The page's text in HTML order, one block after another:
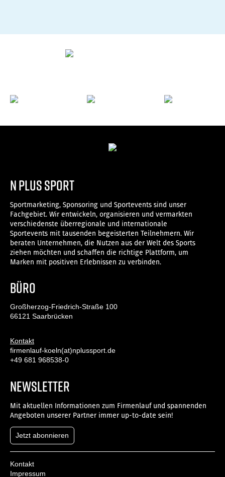
n plus sport
Sportmarketing, Sponsoring und Sportevents sind unser
Fachgebiet. Wir entwickeln, organisieren und vermarkten
verschiedenste überregionale und internationale
Sportevents mit tausenden begeisterten Teilnehmern. Wir
beraten Unternehmen, die Nutzen aus der Welt des Sports
ziehen möchten und schaffen die richtige Plattform, um
Marken mit positiven Erlebnissen zu verbinden.
Büro
Großherzog-Friedrich-Straße 100
66121 Saarbrücken
Kontakt
firmenlauf-koeln(at)nplussport.de
+49 681 968538-0
NEWSLETTER
Mit aktuellen Informationen zum Firmenlauf und spannenden
Angeboten unserer Partner immer up-to-date sein!
Jetzt abonnieren
Kontakt
Impressum